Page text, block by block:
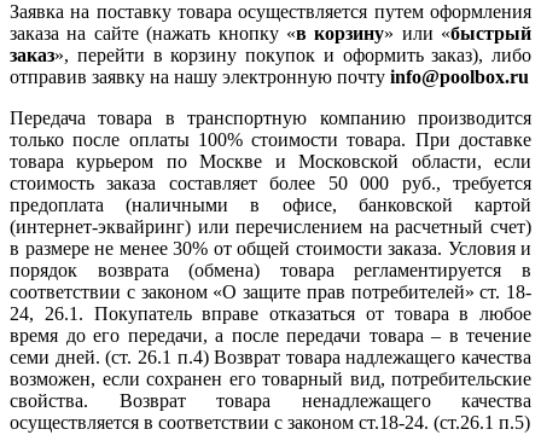
Заявка на поставку товара осуществляется путем оформления
заказа на сайте (нажать кнопку «в корзину» или «быстрый
заказ», перейти в корзину покупок и оформить заказ), либо
отправив заявку на нашу электронную почту info@poolbox.ru
Передача товара в транспортную компанию производится
только после оплаты 100% стоимости товара. При доставке
товара курьером по Москве и Московской области, если
стоимость заказа составляет более 50 000 руб., требуется
предоплата (наличными в офисе, банковской картой
(интернет-эквайринг) или перечислением на расчетный счет)
в размере не менее 30% от общей стоимости заказа. Условия и
порядок возврата (обмена) товара регламентируется в
соответствии с законом «О защите прав потребителей» ст. 18-
24, 26.1. Покупатель вправе отказаться от товара в любое
время до его передачи, а после передачи товара – в течение
семи дней. (ст. 26.1 п.4) Возврат товара надлежащего качества
возможен, если сохранен его товарный вид, потребительские
свойства. Возврат товара ненадлежащего качества
осуществляется в соответствии с законом ст.18-24. (ст.26.1 п.5)